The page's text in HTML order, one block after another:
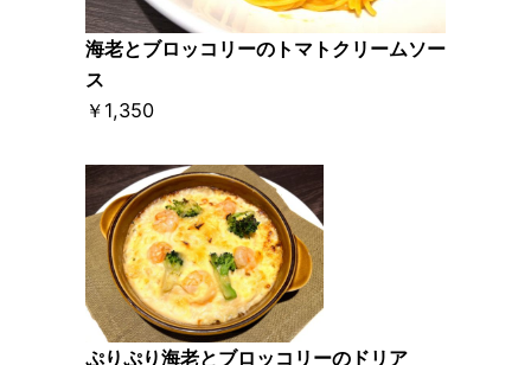
海老とブロッコリーのトマトクリームソー
ス
￥1,350
ぷりぷり海老とブロッコリーのドリア